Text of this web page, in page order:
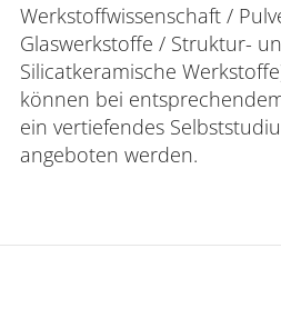
Werkstoffwissenschaft /
Glaswerkstoffe / Struktur-
Silicatkeramische
können bei
ein vertiefendes
angeboten werden.